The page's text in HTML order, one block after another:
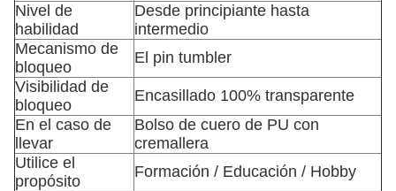
Nivel de
habilidad
Desde principiante hasta
intermedio
Mecanismo de
bloqueo
El pin tumbler
Visibilidad de
bloqueo
Encasillado 100% transparente
En el caso de
llevar
Bolso de cuero de PU con
cremallera
Utilice el
propósito
Formación / Educación / Hobby